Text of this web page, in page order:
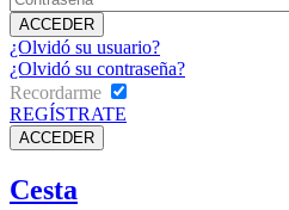
¿Olvidó su usuario?
¿Olvidó su contraseña?
Recordarme
REGÍSTRATE
Cesta